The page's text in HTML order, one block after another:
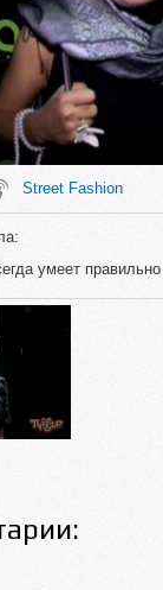
Street Fashion
:
умеет